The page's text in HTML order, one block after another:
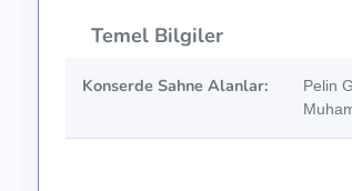
Temel Bilgiler
Konserde Sahne Alanlar:
Pelin